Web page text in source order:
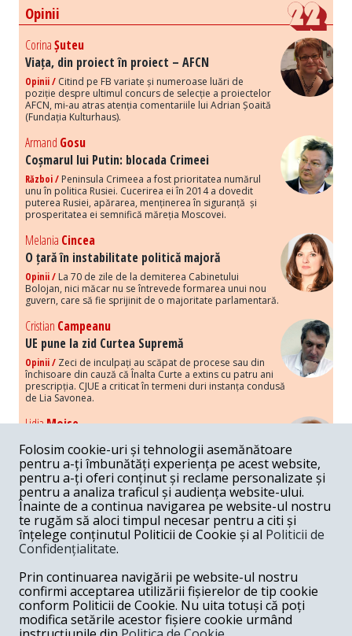
Opinii
CorinaȘuteu
Viața, din proiect în proiect – AFCN
Opinii / Citind pe FB variate și numeroase luări de
poziție despre ultimul concurs de selecție a proiectelor
AFCN, mi-au atras atenția comentariile lui Adrian Șoaită
(Fundația Kulturhaus).
Armand Gosu
Coșmarul lui Putin: blocada Crimeei
Război / Peninsula Crimeea a fost prioritatea numărul
unu în politica Rusiei. Cucerirea ei în 2014 a dovedit
puterea Rusiei, apărarea, menținerea în siguranță și
prosperitatea ei semnifică măreția Moscovei.
Melania Cincea
O țară în instabilitate politică majoră
Opinii / La 70 de zile de la demiterea Cabinetului
Bolojan, nici măcar nu se întrevede formarea unui nou
guvern, care să fie sprijinit de o majoritate parlamentară.
Cristian Campeanu
UE pune la zid Curtea Supremă
Opinii / Zeci de inculpați au scăpat de procese sau din
închisoare din cauză că Înalta Curte a extins cu patru ani
prescripția. CJUE a criticat în termeni duri instanța condusă
de Lia Savonea.
LidiaMoise
Costurile economice ale haosului politic
Opinii / Economia nu poate rezista cu retorica falsă a
susținerii intereselor poporului, care, de fapt, ascunde
obsesia menținerii privilegiilor și a averilor unor caste.
Melania Cincea
Noi puseuri de xenofobie din partea românilor
„neaoși”
Periodic, în spațiul public sunt voci care lansează
mesaje xenofobe la adresa câte unui politician care deranjează un
anumit grup politico-mediatic, într-un anumit moment.
ArmandGosu
Unirea cu Moldova: modele istorice
Folosim cookie-uri și tehnologii asemănătoare
pentru a-ți îmbunătăți experiența pe acest website,
pentru a-ți oferi conținut și reclame personalizate și
pentru a analiza traficul și audiența website-ului.
Înainte de a continua navigarea pe website-ul nostru
te rugăm să aloci timpul necesar pentru a citi și
înțelege conținutul Politicii de Cookie și al Politicii de
Confidențialitate.
Prin continuarea navigării pe website-ul nostru
confirmi acceptarea utilizării fișierelor de tip cookie
conform Politicii de Cookie. Nu uita totuși că poți
modifica setările acestor fișiere cookie urmând